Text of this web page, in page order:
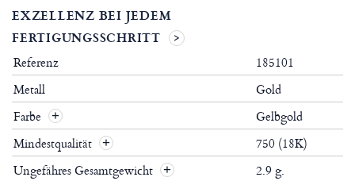
EXZELLENZ BEI JEDEM
FERTIGUNGSSCHRITT
Referenz
185101
Metall
Gold
Farbe
Gelbgold
Mindestqualität
750 (18K)
Ungefähres Gesamtgewicht
2.9 g.